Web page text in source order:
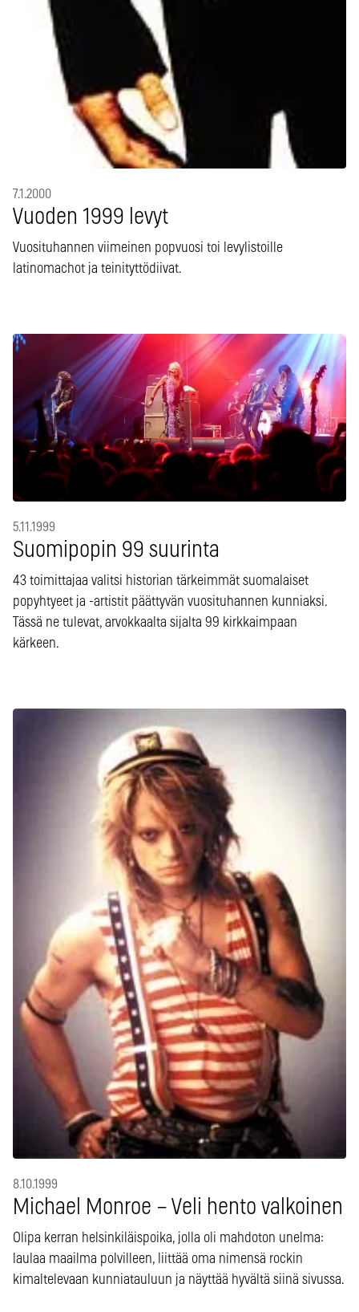
7.1.2000
Vuoden 1999 levyt
Vuosituhannen viimeinen popvuosi toi levylistoille
latinomachot ja teinityttödiivat.
5.11.1999
Suomipopin 99 suurinta
43 toimittajaa valitsi historian tärkeimmät suomalaiset
popyhtyeet ja -artistit päättyvän vuosituhannen kunniaksi.
Tässä ne tulevat, arvokkaalta sijalta 99 kirkkaimpaan
kärkeen.
8.10.1999
Michael Monroe – Veli hento valkoinen
Olipa kerran helsinkiläispoika, jolla oli mahdoton unelma:
laulaa maailma polvilleen, liittää oma nimensä rockin
kimaltelevaan kunniatauluun ja näyttää hyvältä siinä sivussa.